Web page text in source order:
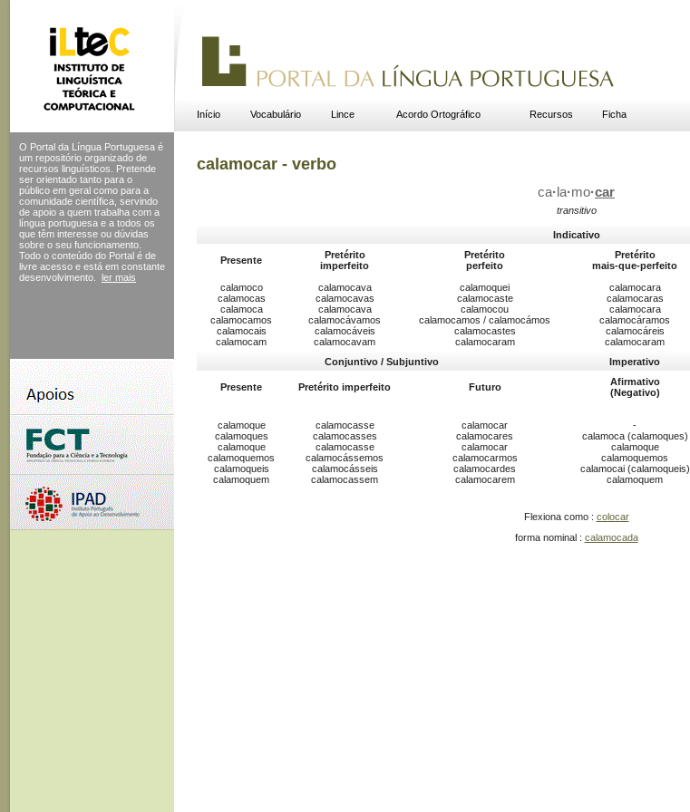
Início Vocabulário Lince Acordo Ortográfico Recursos Ficha
O Portal da Língua Portuguesa é
um repositório organizado de
recursos linguísticos. Pretende
ser orientado tanto para o
público em geral como para a
comunidade científica, servindo
de apoio a quem trabalha com a
língua portuguesa e a todos os
que têm interesse ou dúvidas
sobre o seu funcionamento.
Todo o conteúdo do Portal é de
livre acesso e está em constante
desenvolvimento.
ler mais
calamocar - verbo
ca· la·mo·car
transitivo
Indicativo
Presente
Pretérito
imperfeito
Pretérito
perfeito
Pretérito
mais-que-perfeito
calamoco
calamocas
calamoca
calamocamos
calamocais
calamocam
calamocava
calamocavas
calamocava
calamocávamos
calamocáveis
calamocavam
calamoquei
calamocaste
calamocou
calamocamos / calamocámos
calamocastes
calamocaram
calamocara
calamocaras
calamocara
calamocáramos
calamocáreis
calamocaram
Conjuntivo / Subjuntivo
Imperativo
Presente Pretérito imperfeito Futuro
Afirmativo
(Negativo)
calamoque
calamoques
calamoque
calamoquemos
calamoqueis
calamoquem
calamocasse
calamocasses
calamocasse
calamocássemos
calamocásseis
calamocassem
calamocar
calamocares
calamocar
calamocarmos
calamocardes
calamocarem
-
calamoca (calamoques)
calamoque
calamoquemos
calamocai (calamoqueis)
calamoquem
Flexiona como : colocar
forma nominal : calamocada